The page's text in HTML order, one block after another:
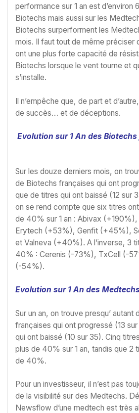
performance sur 1 an est d’environ
Biotechs mais aussi sur les
Biotechs surperforment les
mois. Il faut tout de même préciser
ont une plus forte capacité de
Biotechs lorsque le vent tourne et
s’installe.
Il n’empêche que, de part et
de succès… et de déceptions.
Evolution sur 1 An des
Sur les douze derniers mois, on
de Biotechs françaises qui ont
que de titres qui ont baissé (12 sur
on se rend compte que six titres
de 40% sur 1 an : Abivax
Erytech (+53%), Genfit (+45%),
et Valneva (+40%). A l’inverse, 3
40% : Cerenis (-73%), TxCell (-
(-54%).
Evolution sur 1 An des
Sur un an, on trouve presqu’ autant
françaises qui ont progressé (13
qui ont baissé (10 sur 35). Cinq
plus de 40% sur 1 an, tandis que 2
de 40%.
Pour un investisseur, il n’est pas
de la visibilité sur des Medtechs.
Newsflow d’une medtech est très